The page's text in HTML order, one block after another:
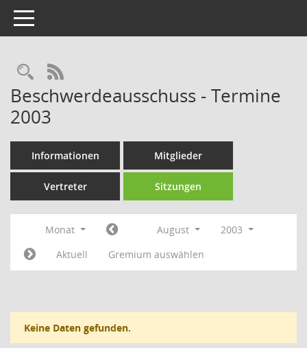
Toggle navigation
Rechercheauswahl
RSS-Feed
Beschwerdeausschuss - Termine
2003
Informationen Mitglieder
Vertreter Sitzungen
Monat August
2003
Aktuell
Gremium auswählen
Keine Daten gefunden.